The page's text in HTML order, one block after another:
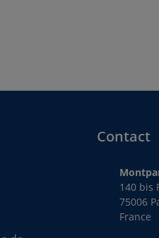
Contact
140 bis
75006
France